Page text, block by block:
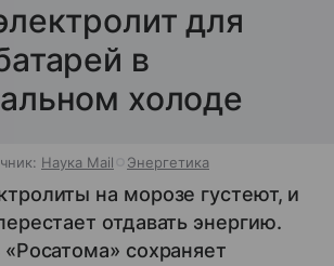
для
в
холоде
Наука Mail Энергетика
на морозе густеют, и
отдавать энергию.
сохраняет